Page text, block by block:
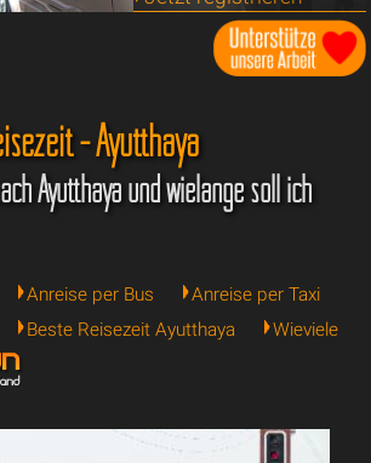
- Ayutthaya
Ayutthaya und wielange soll ich
Anreise per Bus
Anreise per Taxi
Beste Reisezeit Ayutthaya
Wieviele